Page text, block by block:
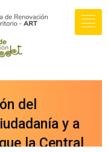
del
y a
la Central